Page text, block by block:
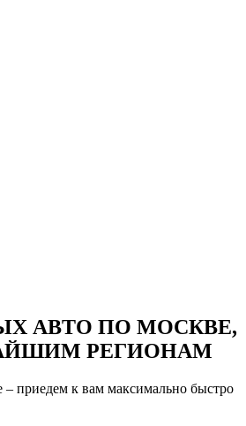
АВТО ПО МОСКВЕ,
РЕГИОНАМ
приедем к вам максимально быстро